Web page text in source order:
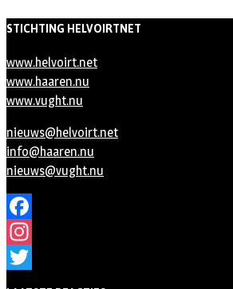
STICHTING HELVOIRTNET
www.helvoirt.net
www.haaren.nu
www.vught.nu
nieuws@helvoirt.net
info@haaren.nu
nieuws@vught.nu
Facebook
Instagram